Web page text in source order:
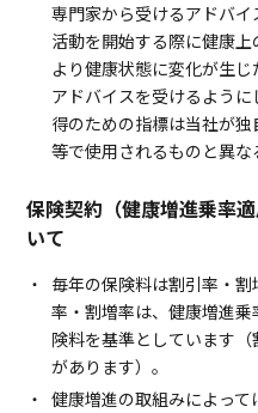
専門家から受けるアドバイ
活動を開始する際に健康
より健康状態に変化が生
アドバイスを受けるよう
得のための指標は当社が
等で使用されるものと異な
保険契約（健康増進乗率
いて
毎年の保険料は割引率・
率・割増率は、健康増進
険料を基準としています
があります）。
健康増進の取組みによっ